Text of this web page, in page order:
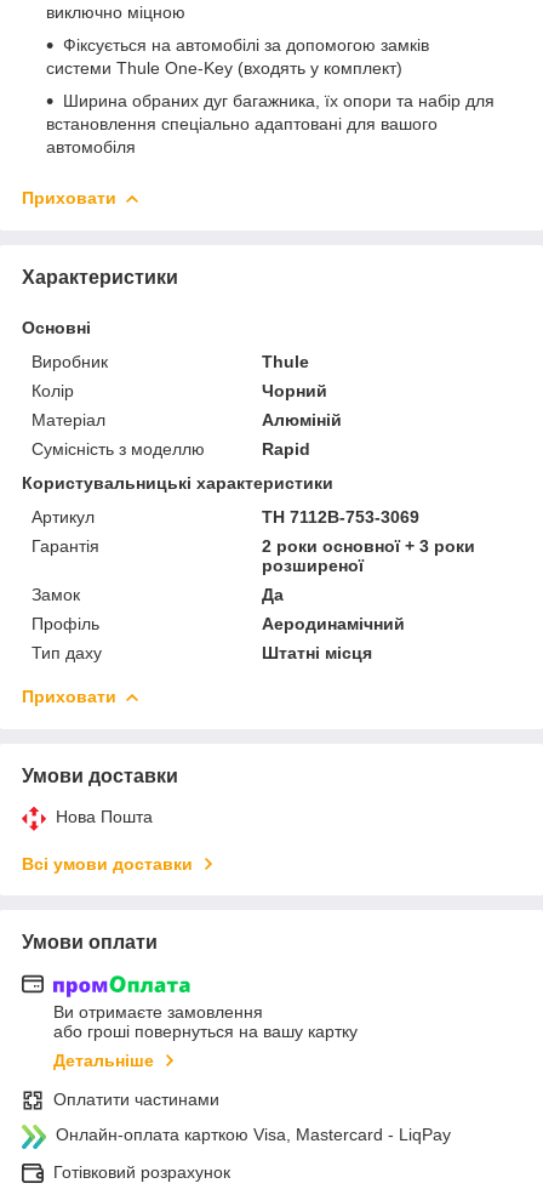
виключно міцною
Фіксується на автомобілі за допомогою замків
системи Thule One-Key (входять у комплект)
Ширина обраних дуг багажника, їх опори та набір для
встановлення спеціально адаптовані для вашого
автомобіля
Приховати
Характеристики
Основні
Виробник
Thule
Колір
Чорний
Матеріал
Алюміній
Сумісність з моделлю
Rapid
Користувальницькі характеристики
Артикул
TH 7112B-753-3069
Гарантія
2 роки основної + 3 роки
розширеної
Замок
Да
Профіль
Аеродинамічний
Тип даху
Штатні місця
Приховати
Умови доставки
Нова Пошта
Всі умови доставки
Умови оплати
Ви отримаєте замовлення
або гроші повернуться на вашу картку
Детальніше
Оплатити частинами
Онлайн-оплата карткою Visa, Mastercard - LiqPay
Готівковий розрахунок